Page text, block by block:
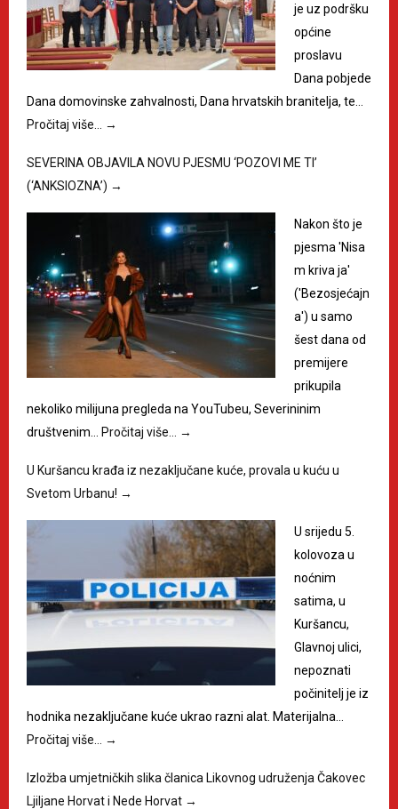
je uz podršku
općine
proslavu
Dana pobjede
Dana domovinske zahvalnosti, Dana hrvatskih branitelja, te…
Pročitaj više…
→
SEVERINA OBJAVILA NOVU PJESMU ‘POZOVI ME TI’
(‘ANKSIOZNA’) →
Nakon što je
pjesma 'Nisa
m kriva ja'
('Bezosjećajn
a') u samo
šest dana od
premijere
prikupila
nekoliko milijuna pregleda na YouTubeu, Severininim
društvenim… Pročitaj više… →
U Kuršancu krađa iz nezaključane kuće, provala u kuću u
Svetom Urbanu! →
U srijedu 5.
kolovoza u
noćnim
satima, u
Kuršancu,
Glavnoj ulici,
nepoznati
počinitelj je iz
hodnika nezaključane kuće ukrao razni alat. Materijalna…
Pročitaj više…
→
Izložba umjetničkih slika članica Likovnog udruženja Čakovec
Ljiljane Horvat i Nede Horvat →